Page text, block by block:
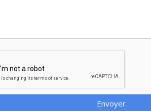
Envoyer